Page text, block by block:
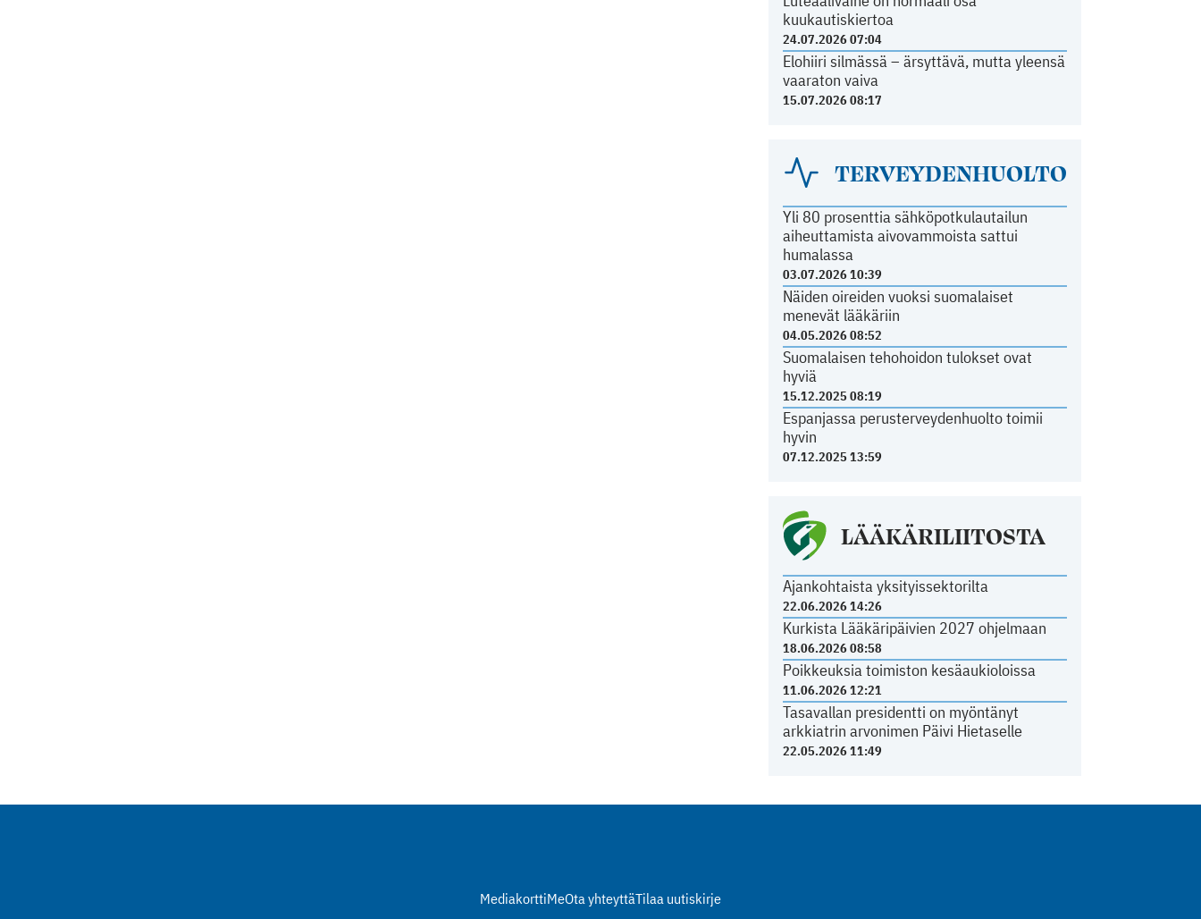
kuukautiskiertoa
24.07.2026 07:04
Elohiiri silmässä – ärsyttävä, mutta yleensä
vaaraton vaiva
15.07.2026 08:17
TERVEYDENHUOLTO
Yli 80 prosenttia sähköpotkulautailun
aiheuttamista aivovammoista sattui
humalassa
03.07.2026 10:39
Näiden oireiden vuoksi suomalaiset
menevät lääkäriin
04.05.2026 08:52
Suomalaisen tehohoidon tulokset ovat
hyviä
15.12.2025 08:19
Espanjassa perusterveydenhuolto toimii
hyvin
07.12.2025 13:59
LÄÄKÄRILIITOSTA
Ajankohtaista yksityissektorilta
22.06.2026 14:26
Kurkista Lääkäripäivien 2027 ohjelmaan
18.06.2026 08:58
Poikkeuksia toimiston kesäaukioloissa
11.06.2026 12:21
Tasavallan presidentti on myöntänyt
arkkiatrin arvonimen Päivi Hietaselle
22.05.2026 11:49
MediakorttiMeOta yhteyttäTilaa uutiskirje